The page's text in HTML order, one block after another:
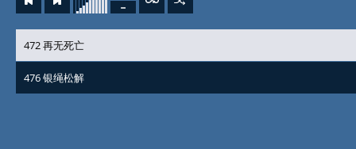
472 再无死亡
476 银绳松解